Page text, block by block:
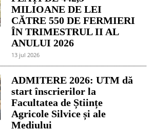
MILIOANE DE LEI
CĂTRE 550 DE FERMIERI
ÎN TRIMESTRUL II AL
ANULUI 2026
13 jul 2026
ADMITERE 2026: UTM dă
start înscrierilor la
Facultatea de Științe
Agricole Silvice și ale
Mediului